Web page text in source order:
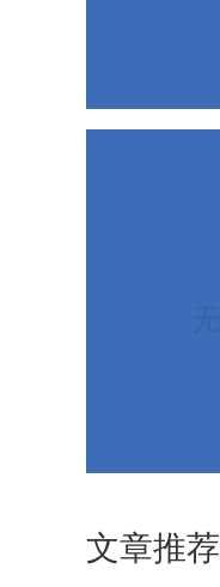
文章推荐